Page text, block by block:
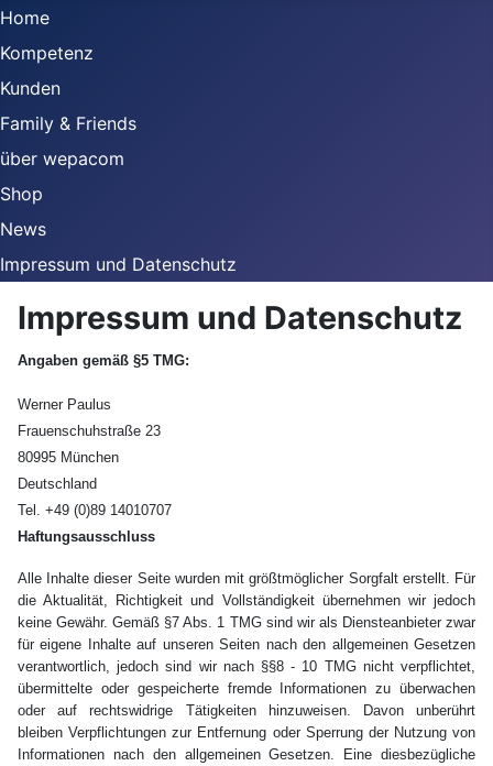
Home
Kompetenz
Kunden
Family & Friends
über wepacom
Shop
News
Impressum und Datenschutz
Impressum und Datenschutz
Angaben gemäß §5 TMG:
Werner Paulus
Frauenschuhstraße 23
80995 München
Deutschland
Tel. +49 (0)89 14010707
Haftungsausschluss
Alle Inhalte dieser Seite wurden mit größtmöglicher Sorgfalt erstellt. Für
die Aktualität, Richtigkeit und Vollständigkeit übernehmen wir jedoch
keine Gewähr. Gemäß §7 Abs. 1 TMG sind wir als Diensteanbieter zwar
für eigene Inhalte auf unseren Seiten nach den allgemeinen Gesetzen
verantwortlich, jedoch sind wir nach §§8 - 10 TMG nicht verpflichtet,
übermittelte oder gespeicherte fremde Informationen zu überwachen
oder auf rechtswidrige Tätigkeiten hinzuweisen. Davon unberührt
bleiben Verpflichtungen zur Entfernung oder Sperrung der Nutzung von
Informationen nach den allgemeinen Gesetzen. Eine diesbezügliche